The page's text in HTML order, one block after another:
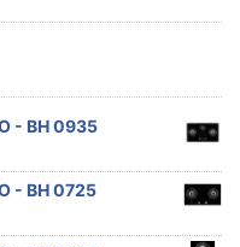
- BH 0935
- BH 0725